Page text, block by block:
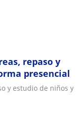
repaso y
presencial
y estudio de niños y